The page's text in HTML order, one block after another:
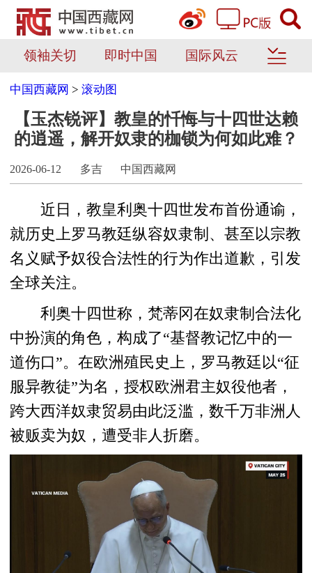
领袖关切 即时中国 国际风云
中国西藏网 >滚动图
【玉杰锐评】教皇的忏悔与十四世达赖
的逍遥，解开奴隶的枷锁为何如此难？
2026-06-12 多吉 中国西藏网
近日，教皇利奥十四世发布首份通谕，
就历史上罗马教廷纵容奴隶制、甚至以宗教
名义赋予奴役合法性的行为作出道歉，引发
全球关注。
利奥十四世称，梵蒂冈在奴隶制合法化
中扮演的角色，构成了“基督教记忆中的一
道伤口”。在欧洲殖民史上，罗马教廷以“征
服异教徒”为名，授权欧洲君主奴役他者，
跨大西洋奴隶贸易由此泛滥，数千万非洲人
被贩卖为奴，遭受非人折磨。